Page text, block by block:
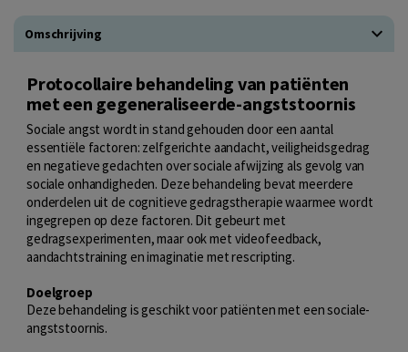
Omschrijving
Protocollaire behandeling van patiënten
met een gegeneraliseerde-angststoornis
Sociale angst wordt in stand gehouden door een aantal
essentiële factoren: zelfgerichte aandacht, veiligheidsgedrag
en negatieve gedachten over sociale afwijzing als gevolg van
sociale onhandigheden. Deze behandeling bevat meerdere
onderdelen uit de cognitieve gedragstherapie waarmee wordt
ingegrepen op deze factoren. Dit gebeurt met
gedragsexperimenten, maar ook met videofeedback,
aandachtstraining en imaginatie met rescripting.
Doelgroep
Deze behandeling is geschikt voor patiënten met een sociale-
angststoornis.